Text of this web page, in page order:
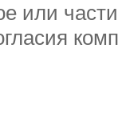
или